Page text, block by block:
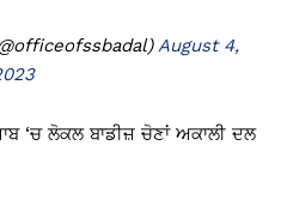
August 4,
‘ਚ ਲੋਕਲ ਬਾਡੀਜ਼ ਚੋਣਾਂ ਅਕਾਲੀ ਦਲ